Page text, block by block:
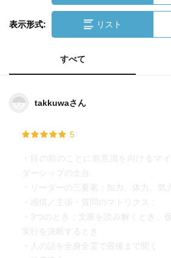
表示形式: リスト
すべて
takkuwaさん
5
・目の前のことに前意識を向けるマ
ダーシップの土台
・リーダーの三要素：知力、体力、気力
・感情／主張・質問のマトリクス：
・3つのとき：文脈を読み解くとき、
実行を決断するとき
・人の話を全身全霊で最後まで聞く